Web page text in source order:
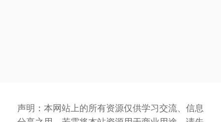
声明：本网站上的所有资源仅供学习交流、信息